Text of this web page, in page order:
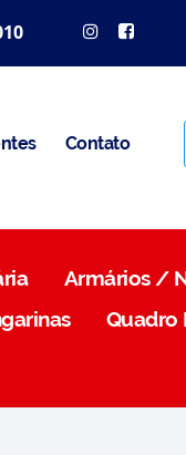
Contato
Armários /
Quadro